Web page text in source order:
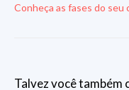
Conheça as fases do seu
Talvez você também